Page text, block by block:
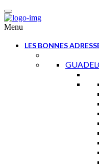
Menu
LES BONNES